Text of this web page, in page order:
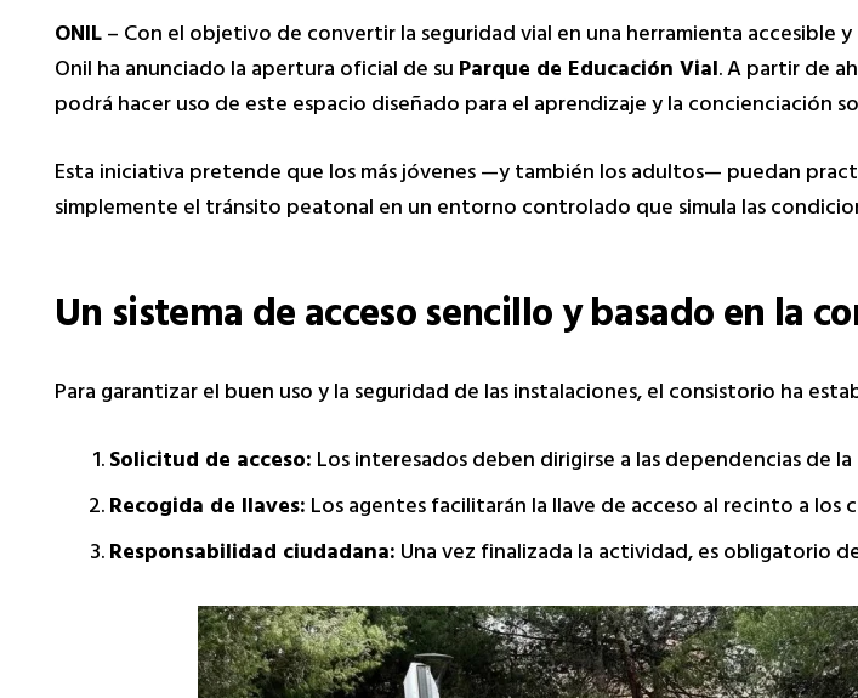
ONIL– Con el objetivo de convertir la seguridad vial en una herramienta accesible
Onil ha anunciado la apertura oficial de suParque de Educación Vial. A partir de
podrá hacer uso de este espacio diseñado para el aprendizaje y la concienciación
Esta iniciativa pretende que los más jóvenes —y también los adultos— puedan
simplemente el tránsito peatonal en un entorno controlado que simula las
Un sistema de acceso sencillo y basado en la
Para garantizar el buen uso y la seguridad de las instalaciones, el consistorio ha
Solicitud de acceso:Los interesados deben dirigirse a las dependencias de la
Recogida de llaves:Los agentes facilitarán la llave de acceso al recinto a los
Responsabilidad ciudadana:Una vez finalizada la actividad, es obligatorio